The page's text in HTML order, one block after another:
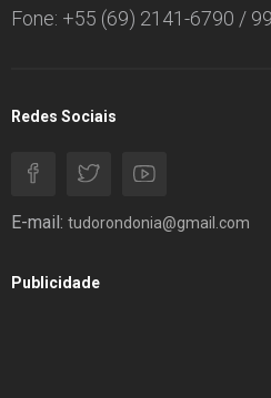
Fone: +55 (69) 2141-6790 /
Redes Sociais
E-mail: tudorondonia@gmail.com
Publicidade